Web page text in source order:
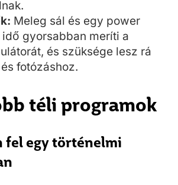
Meleg sál és egy power
gyorsabban meríti a
és szüksége lesz rá
fotózáshoz.
téli programok
fel egy történelmi